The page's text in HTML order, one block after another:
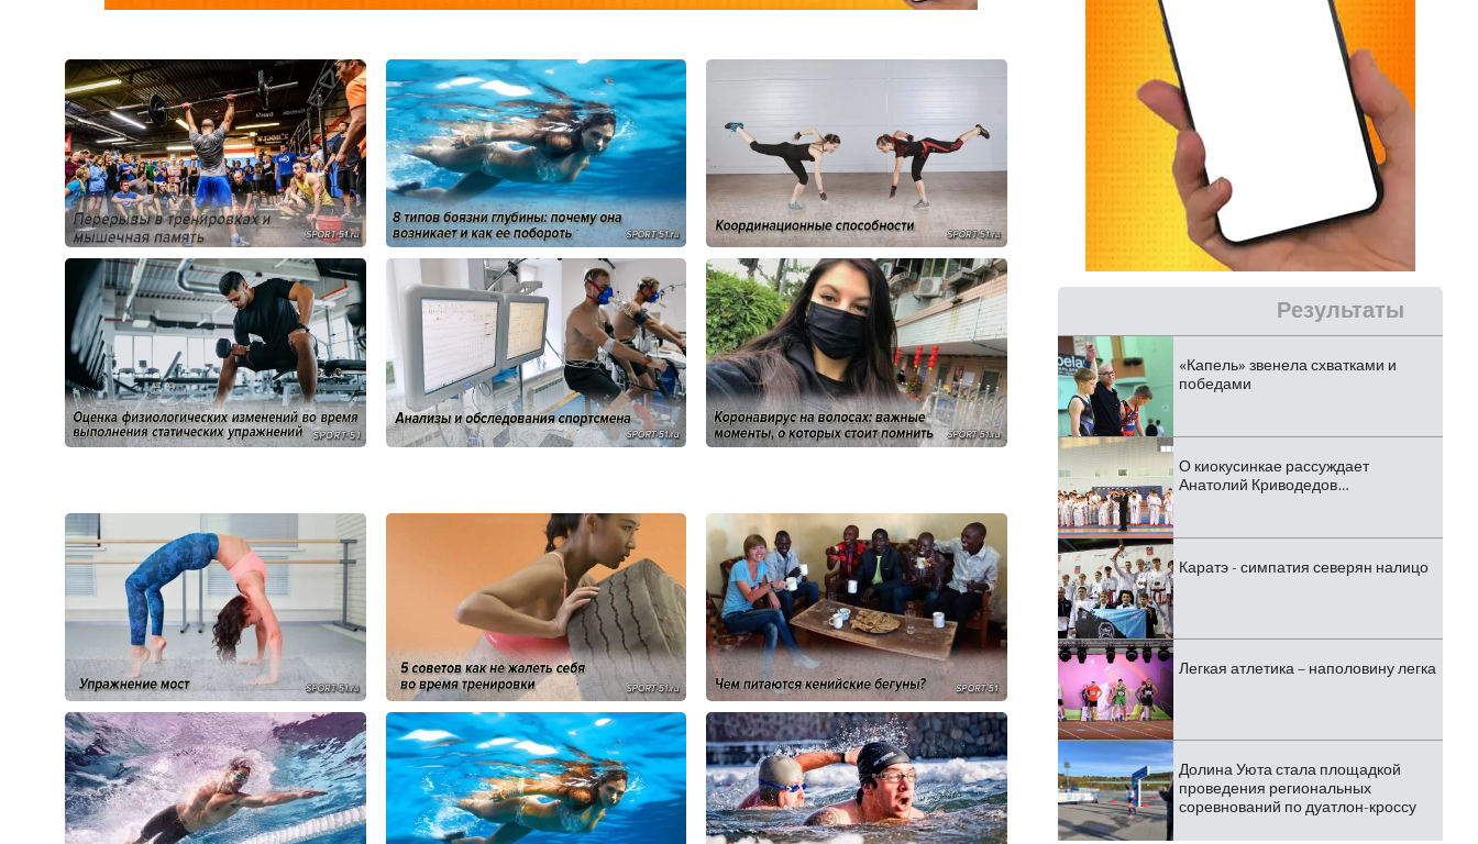
Результаты
«Капель» звенела схватками и
победами
О киокусинкае рассуждает
Анатолий Криводедов…
Каратэ - симпатия северян налицо
Легкая атлетика – наполовину легка
Долина Уюта стала площадкой
проведения региональных
соревнований по дуатлон-кроссу